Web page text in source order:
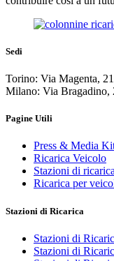
Sedi
Torino: Via Magenta, 21
Milano: Via Bragadino,
Pagine Utili
Press & Media
Ricarica Veicolo
Stazioni di
Ricarica per
Stazioni di Ricarica
Stazioni di
Stazioni di